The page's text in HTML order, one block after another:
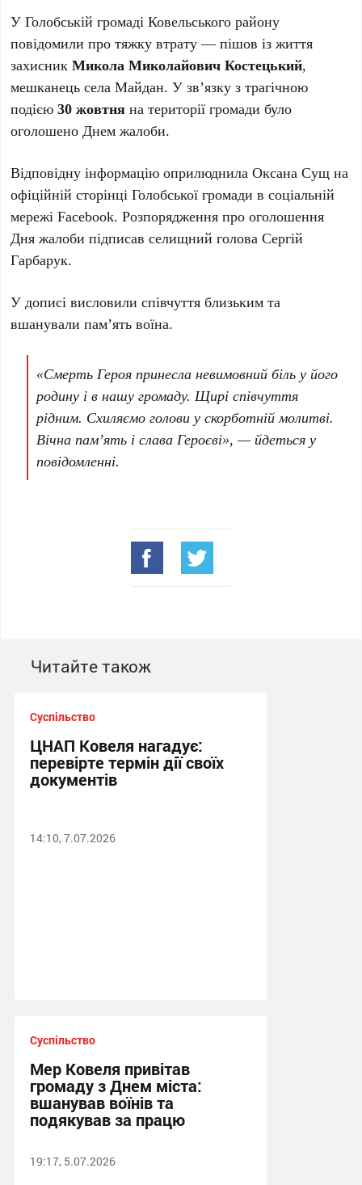
У Голобській громаді Ковельського району
повідомили про тяжку втрату — пішов із життя
захисникМикола Миколайович Костецький,
мешканець села Майдан. У зв’язку з трагічною
подією30 жовтня на території громади було
оголошено Днем жалоби.
Відповідну інформацію оприлюднила Оксана Сущ на
офіційній сторінці Голобської громади в соціальній
мережі Facebook. Розпорядження про оголошення
Дня жалоби підписав селищний голова Сергій
Гарбарук.
У дописі висловили співчуття близьким та
вшанували пам’ять воїна.
«Смерть Героя принесла невимовний біль у його
родину і в нашу громаду. Щирі співчуття
рідним. Схиляємо голови у скорботній молитві.
Вічна пам’ять і слава Героєві», — йдеться у
повідомленні.
Читайте також
Суспільство
ЦНАП Ковеля нагадує:
перевірте термін дії своїх
документів
14:10, 7.07.2026
Суспільство
Мер Ковеля привітав
громаду з Днем міста:
вшанував воїнів та
подякував за працю
19:17, 5.07.2026